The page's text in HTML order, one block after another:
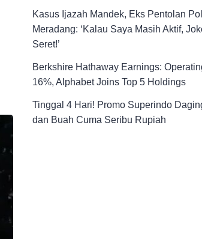
Kasus Ijazah Mandek, Eks Pentolan
Meradang: ‘Kalau Saya Masih Aktif,
Seret!’
Berkshire Hathaway Earnings:
16%, Alphabet Joins Top 5 Holdings
Tinggal 4 Hari! Promo Superindo
dan Buah Cuma Seribu Rupiah